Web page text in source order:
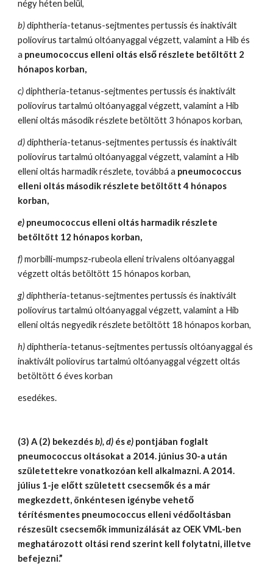
négy héten belül,
b) diphtheria-tetanus-sejtmentes pertussis és inaktivált
poliovírus tartalmú oltóanyaggal végzett, valamint a Hib és
a pneumococcus elleni oltás első részlete betöltött 2
hónapos korban,
c) diphtheria-tetanus-sejtmentes pertussis és inaktivált
poliovírus tartalmú oltóanyaggal végzett, valamint a Hib
elleni oltás második részlete betöltött 3 hónapos korban,
d) diphtheria-tetanus-sejtmentes pertussis és inaktivált
poliovírus tartalmú oltóanyaggal végzett, valamint a Hib
elleni oltás harmadik részlete, továbbá a pneumococcus
elleni oltás második részlete betöltött 4 hónapos
korban,
e) pneumococcus elleni oltás harmadik részlete
betöltött 12 hónapos korban,
f) morbilli-mumpsz-rubeola elleni trivalens oltóanyaggal
végzett oltás betöltött 15 hónapos korban,
g) diphtheria-tetanus-sejtmentes pertussis és inaktivált
poliovírus tartalmú oltóanyaggal végzett, valamint a Hib
elleni oltás negyedik részlete betöltött 18 hónapos korban,
h) diphtheria-tetanus-sejtmentes pertussis oltóanyaggal és
inaktivált poliovírus tartalmú oltóanyaggal végzett oltás
betöltött 6 éves korban
esedékes.
(3) A (2) bekezdés b), d) és e) pontjában foglalt
pneumococcus oltásokat a 2014. június 30-a után
születettekre vonatkozóan kell alkalmazni. A 2014.
július 1-je előtt született csecsemők és a már
megkezdett, önkéntesen igénybe vehető
térítésmentes pneumococcus elleni védőoltásban
részesült csecsemők immunizálását az OEK VML-ben
meghatározott oltási rend szerint kell folytatni, illetve
befejezni.”